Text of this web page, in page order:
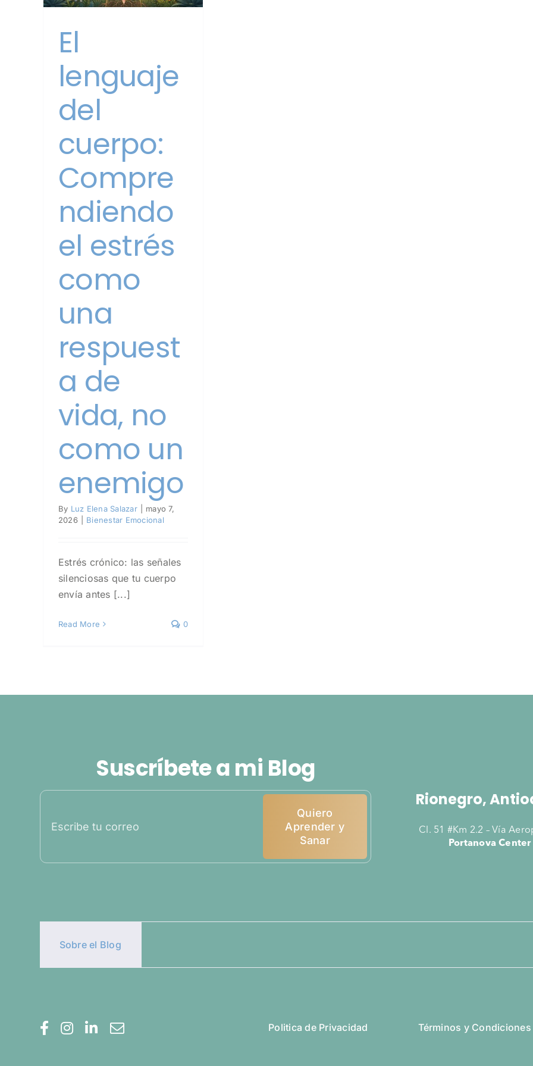
El
lenguaje
del
cuerpo:
Compre
ndiendo
el estrés
como
una
respuest
a de
vida, no
como un
enemigo
By Luz Elena Salazar
mayo 7,
2026
Bienestar Emocional
Estrés crónico: las señales
silenciosas que tu cuerpo
envía antes [...]
Read More 0
Suscríbete a mi Blog
Quiero
Aprender y
Sanar
Rionegro,
Cl. 51 #Km 2.2 – Vía
Portanova Center
Sobre el Blog
Politica de Privacidad Términos y Condiciones